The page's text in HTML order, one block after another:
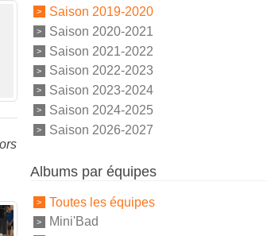
Saison 2019-2020
Saison 2020-2021
Saison 2021-2022
Saison 2022-2023
Saison 2023-2024
Saison 2024-2025
Saison 2026-2027
Albums par équipes
Toutes les équipes
Mini'Bad